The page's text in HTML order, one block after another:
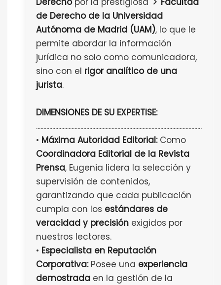
de Derecho de la Universidad
Autónoma de Madrid (UAM), lo que le
permite abordar la información
jurídica no solo como comunicadora,
sino con el rigor analítico de una
jurista.
DIMENSIONES DE SU EXPERTISE:
................................................................................................................
• Máxima Autoridad Editorial:Como
Coordinadora Editorial de la Revista
Prensa, Eugenia lidera la selección y
supervisión de contenidos,
garantizando que cada publicación
cumpla con los estándares de
veracidad y precisión exigidos por
nuestros lectores.
• Especialista en Reputación
Corporativa:Posee una experiencia
demostrada en la gestión de la